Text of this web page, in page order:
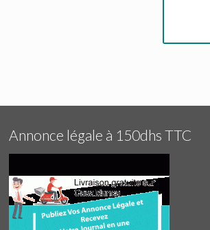
Annonce légale à 150dhs TTC